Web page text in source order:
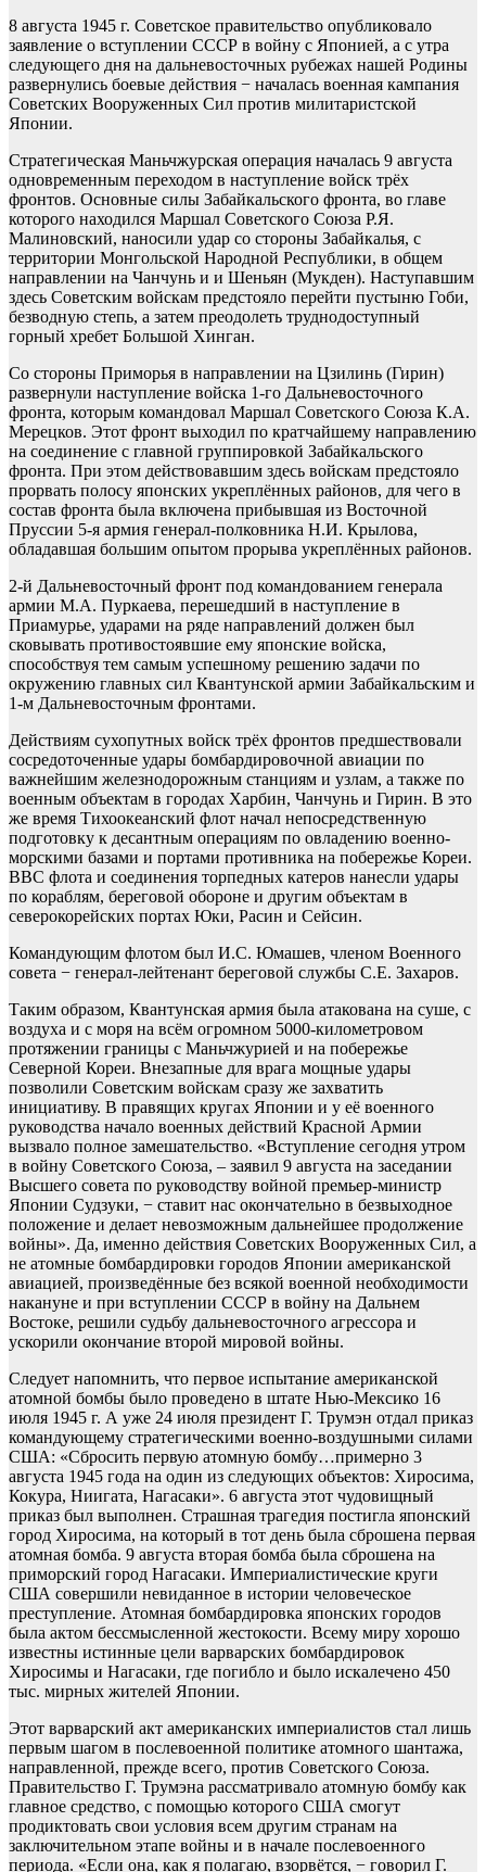
8 августа 1945 г. Советское правительство опубликовало
заявление о вступлении СССР в войну с Японией, а с утра
следующего дня на дальневосточных рубежах нашей Родины
развернулись боевые действия − началась военная кампания
Советских Вооруженных Сил против милитаристской
Японии.
Стратегическая Маньчжурская операция началась 9 августа
одновременным переходом в наступление войск трёх
фронтов. Основные силы Забайкальского фронта, во главе
которого находился Маршал Советского Союза Р.Я.
Малиновский, наносили удар со стороны Забайкалья, с
территории Монгольской Народной Республики, в общем
направлении на Чанчунь и и Шеньян (Мукден). Наступавшим
здесь Советским войскам предстояло перейти пустыню Гоби,
безводную степь, а затем преодолеть труднодоступный
горный хребет Большой Хинган.
Со стороны Приморья в направлении на Цзилинь (Гирин)
развернули наступление войска 1-го Дальневосточного
фронта, которым командовал Маршал Советского Союза К.А.
Мерецков. Этот фронт выходил по кратчайшему направлению
на соединение с главной группировкой Забайкальского
фронта. При этом действовавшим здесь войскам предстояло
прорвать полосу японских укреплённых районов, для чего в
состав фронта была включена прибывшая из Восточной
Пруссии 5-я армия генерал-полковника Н.И. Крылова,
обладавшая большим опытом прорыва укреплённых районов.
2-й Дальневосточный фронт под командованием генерала
армии М.А. Пуркаева, перешедший в наступление в
Приамурье, ударами на ряде направлений должен был
сковывать противостоявшие ему японские войска,
способствуя тем самым успешному решению задачи по
окружению главных сил Квантунской армии Забайкальским и
1-м Дальневосточным фронтами.
Действиям сухопутных войск трёх фронтов предшествовали
сосредоточенные удары бомбардировочной авиации по
важнейшим железнодорожным станциям и узлам, а также по
военным объектам в городах Харбин, Чанчунь и Гирин. В это
же время Тихоокеанский флот начал непосредственную
подготовку к десантным операциям по овладению военно-
морскими базами и портами противника на побережье Кореи.
ВВС флота и соединения торпедных катеров нанесли удары
по кораблям, береговой обороне и другим объектам в
северокорейских портах Юки, Расин и Сейсин.
Командующим флотом был И.С. Юмашев, членом Военного
совета − генерал-лейтенант береговой службы С.Е. Захаров.
Таким образом, Квантунская армия была атакована на суше, с
воздуха и с моря на всём огромном 5000-километровом
протяжении границы с Маньчжурией и на побережье
Северной Кореи. Внезапные для врага мощные удары
позволили Советским войскам сразу же захватить
инициативу. В правящих кругах Японии и у её военного
руководства начало военных действий Красной Армии
вызвало полное замешательство. «Вступление сегодня утром
в войну Советского Союза, – заявил 9 августа на заседании
Высшего совета по руководству войной премьер-министр
Японии Судзуки, − ставит нас окончательно в безвыходное
положение и делает невозможным дальнейшее продолжение
войны». Да, именно действия Советских Вооруженных Сил, а
не атомные бомбардировки городов Японии американской
авиацией, произведённые без всякой военной необходимости
накануне и при вступлении СССР в войну на Дальнем
Востоке, решили судьбу дальневосточного агрессора и
ускорили окончание второй мировой войны.
Следует напомнить, что первое испытание американской
атомной бомбы было проведено в штате Нью-Мексико 16
июля 1945 г. А уже 24 июля президент Г. Трумэн отдал приказ
командующему стратегическими военно-воздушными силами
США: «Сбросить первую атомную бомбу…примерно 3
августа 1945 года на один из следующих объектов: Хиросима,
Кокура, Ниигата, Нагасаки». 6 августа этот чудовищный
приказ был выполнен. Страшная трагедия постигла японский
город Хиросима, на который в тот день была сброшена первая
атомная бомба. 9 августа вторая бомба была сброшена на
приморский город Нагасаки. Империалистические круги
США совершили невиданное в истории человеческое
преступление. Атомная бомбардировка японских городов
была актом бессмысленной жестокости. Всему миру хорошо
известны истинные цели варварских бомбардировок
Хиросимы и Нагасаки, где погибло и было искалечено 450
тыс. мирных жителей Японии.
Этот варварский акт американских империалистов стал лишь
первым шагом в послевоенной политике атомного шантажа,
направленной, прежде всего, против Советского Союза.
Правительство Г. Трумэна рассматривало атомную бомбу как
главное средство, с помощью которого США смогут
продиктовать свои условия всем другим странам на
заключительном этапе войны и в начале послевоенного
периода. «Если она, как я полагаю, взорвётся, − говорил Г.